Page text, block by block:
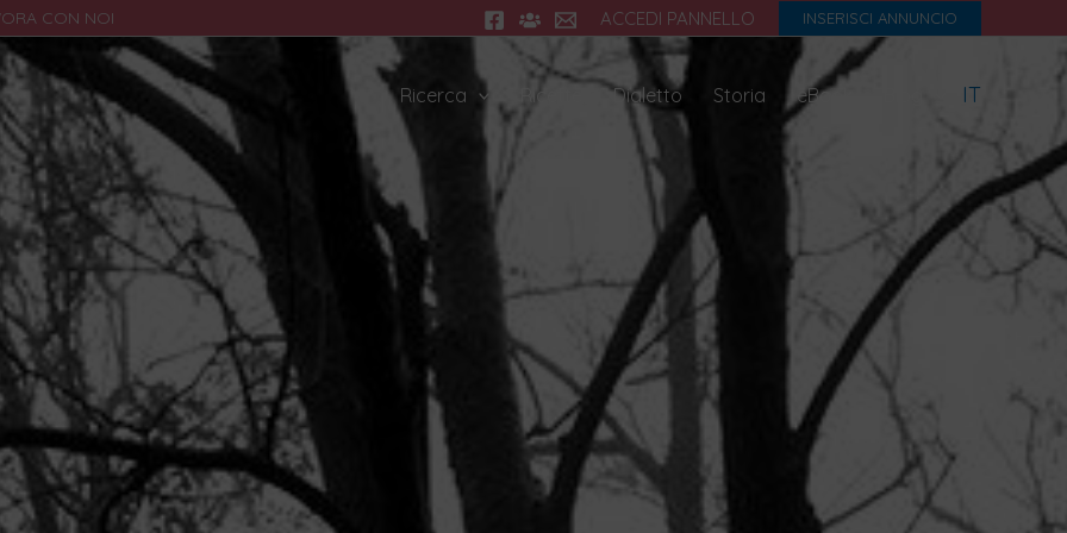
CON NOI ACCEDI PANNELLO INSERISCI ANNUNCIO
Ricerca Ricette Dialetto Storia eBook IT